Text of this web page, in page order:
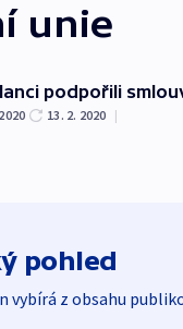
unie
podpořili
13. 2. 2020 |
pohled
vybírá z obsahu